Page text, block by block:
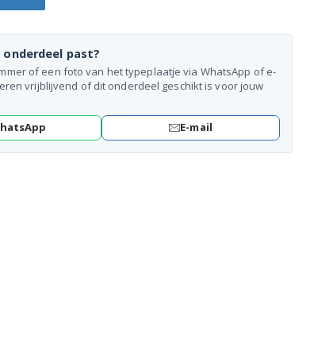
past?
of een foto van het typeplaatje via WhatsApp of e-
vrijblijvend of dit onderdeel geschikt is voor jouw
E-mail